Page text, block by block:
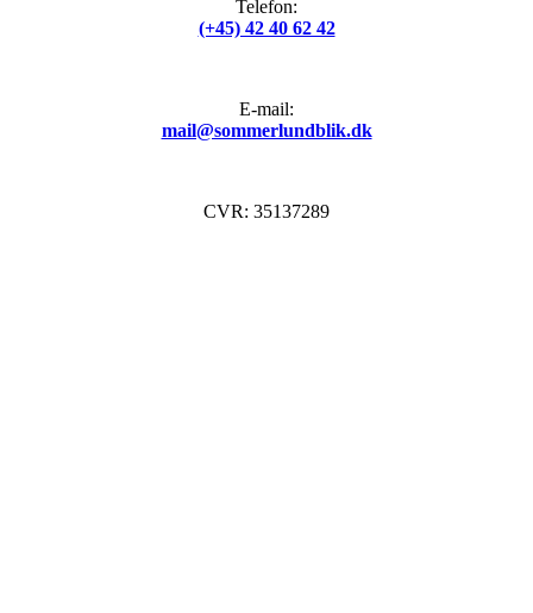
Telefon:
(+45) 42 40 62 42
E-mail:
mail@sommerlundblik.dk
CVR: 35137289